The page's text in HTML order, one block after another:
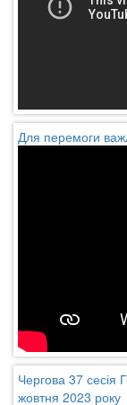
Для перемоги
Чергова 37 сесія
жовтня 2023 року